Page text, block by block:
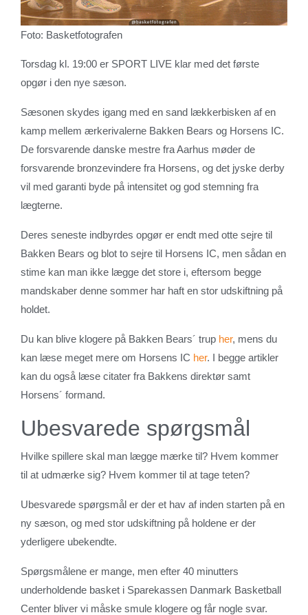
Foto: Basketfotografen
Torsdag kl. 19:00 er SPORT LIVE klar med det første
opgør i den nye sæson.
Sæsonen skydes igang med en sand lækkerbisken af en
kamp mellem ærkerivalerne Bakken Bears og Horsens IC.
De forsvarende danske mestre fra Aarhus møder de
forsvarende bronzevindere fra Horsens, og det jyske derby
vil med garanti byde på intensitet og god stemning fra
lægterne.
Deres seneste indbyrdes opgør er endt med otte sejre til
Bakken Bears og blot to sejre til Horsens IC, men sådan en
stime kan man ikke lægge det store i, eftersom begge
mandskaber denne sommer har haft en stor udskiftning på
holdet.
Du kan blive klogere på Bakken Bears´ trup her, mens du
kan læse meget mere om Horsens IC her. I begge artikler
kan du også læse citater fra Bakkens direktør samt
Horsens´ formand.
Ubesvarede spørgsmål
Hvilke spillere skal man lægge mærke til? Hvem kommer
til at udmærke sig? Hvem kommer til at tage teten?
Ubesvarede spørgsmål er der et hav af inden starten på en
ny sæson, og med stor udskiftning på holdene er der
yderligere ubekendte.
Spørgsmålene er mange, men efter 40 minutters
underholdende basket i Sparekassen Danmark Basketball
Center bliver vi måske smule klogere og får nogle svar.